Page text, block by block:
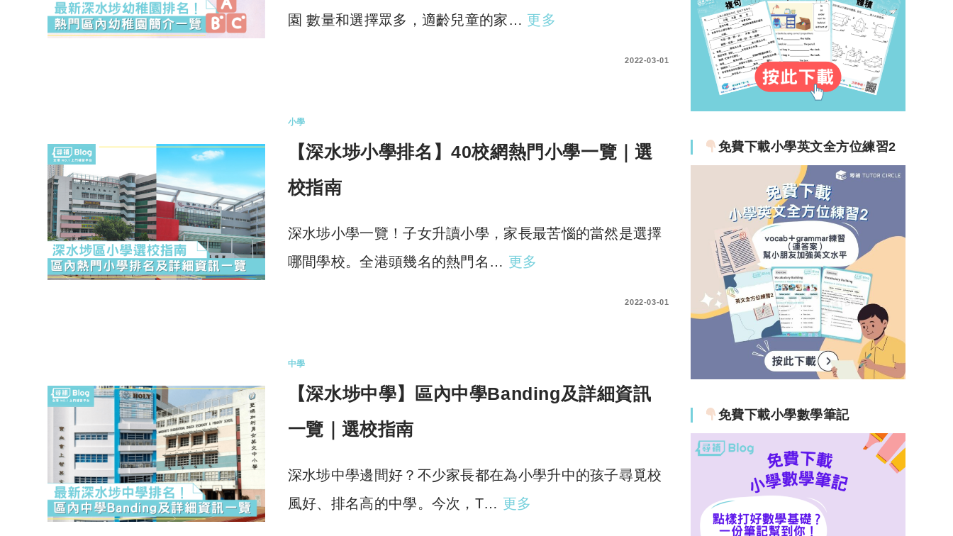
園 數量和選擇眾多，適齡兒童的家… 更多
2022-03-01
小學
【深水埗小學排名】40校網熱門小學一覽｜選
校指南
深水埗小學一覽！子女升讀小學，家長最苦惱的當然是選擇
哪間學校。全港頭幾名的熱門名… 更多
2022-03-01
中學
【深水埗中學】區內中學Banding及詳細資訊
一覽｜選校指南
深水埗中學邊間好？不少家長都在為小學升中的孩子尋覓校
風好、排名高的中學。今次，T… 更多
免費下載小學英文全方位練習2
免費下載小學數學筆記